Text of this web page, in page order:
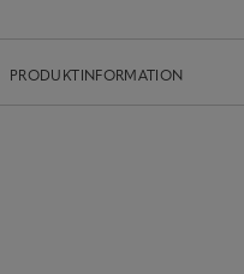
PRODUKTINFORMATION